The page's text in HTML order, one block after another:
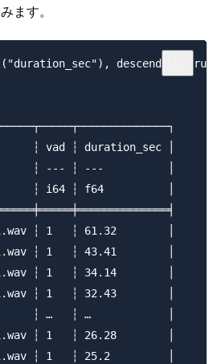
ます。
┆ vad ┆ duration_sec │
┆ --- ┆ ---          │
┆ i64 ┆ f64          │
┆ 1   ┆ 61.32        │
┆ 1   ┆ 43.41        │
┆ 1   ┆ 34.14        │
┆ 1   ┆ 32.43        │
┆ …   ┆ …            │
┆ 1   ┆ 26.28        │
┆ 1   ┆ 25.2         │